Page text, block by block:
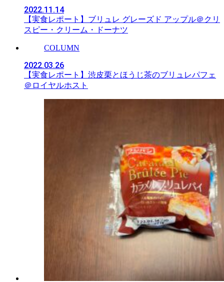
2022.11.14
【実食レポート】ブリュレ グレーズド アップル＠クリ
スピー・クリーム・ドーナツ
COLUMN
2022.03.26
【実食レポート】渋皮栗とほうじ茶のブリュレパフェ
＠ロイヤルホスト